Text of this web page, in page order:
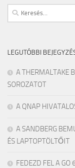
Keresés:
LEGUTÓBBI
A THERMALTAKE
SOROZATOT
A QNAP
A SANDBERG
ÉS LAPTOPTÖLTŐIT
FEDEZD FEL A GO